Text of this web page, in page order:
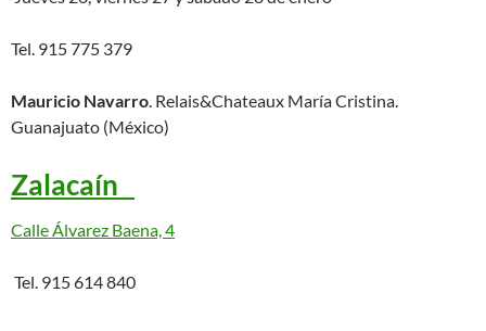
Tel. 915 775 379
Mauricio Navarro. Relais&Chateaux María Cristina.
Guanajuato (México)
Zalacaín
Calle Álvarez Baena, 4
Tel. 915 614 840